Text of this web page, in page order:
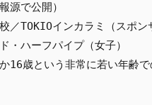
源で公開）
／TOKIOインカラミ（スポン
・ハーフパイプ（女子）
16歳という非常に若い年齢